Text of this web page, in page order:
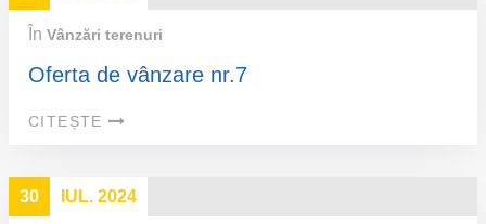
În Vânzări terenuri
Oferta de vânzare nr.7
CITEȘTE
30 IUL. 2024